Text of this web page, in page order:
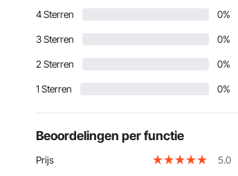
4 Sterren 0%
3 Sterren 0%
2 Sterren 0%
1 Sterren 0%
Beoordelingen per functie
Prijs
5.0